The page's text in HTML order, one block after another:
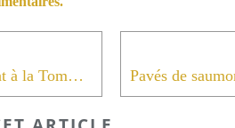
Muffins salés coulant à la Tomme de Savoie jambon ciboulette curry de Madras.